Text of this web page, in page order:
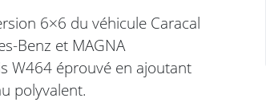
6×6 du véhicule Caracal
Benz et MAGNA
W464 éprouvé en ajoutant
polyvalent.